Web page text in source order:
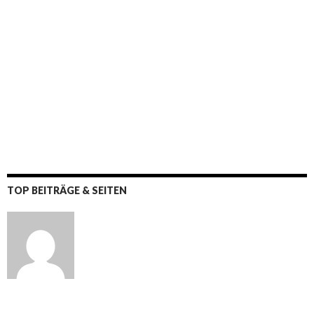
TOP BEITRÄGE & SEITEN